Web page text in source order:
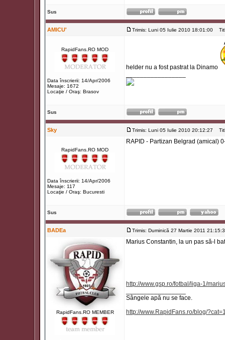
Sus
AMICU' Trimis: Luni 05 Iulie 2010 18:01:00
RapidFans.RO MOD
Data înscrierii: 14/Apr/2006
Mesaje: 1672
Locaţie / Oraş: Brasov
helder nu a fost pastrat la Dinamo
Sus
Sky Trimis: Luni 05 Iulie 2010 20:12:27
RapidFans.RO MOD
Data înscrierii: 14/Apr/2006
Mesaje: 117
Locaţie / Oraş: Bucuresti
RAPID - Partizan Belgrad (amical)
Sus
BADEa Trimis: Duminică 27 Martie 2011
RapidFans.RO MEMBER
Marius Constantin, la un pas să-l
http://www.gsp.ro/fotbal/liga-1/
Sângele apă nu se face.
http://www.RapidFans.ro/blog/